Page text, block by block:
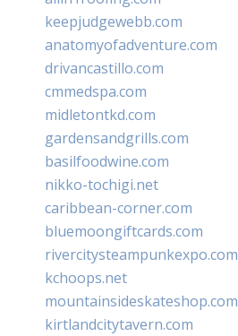
keepjudgewebb.com
anatomyofadventure.com
drivancastillo.com
cmmedspa.com
midletontkd.com
gardensandgrills.com
basilfoodwine.com
nikko-tochigi.net
caribbean-corner.com
bluemoongiftcards.com
rivercitysteampunkexpo.com
kchoops.net
mountainsideskateshop.com
kirtlandcitytavern.com